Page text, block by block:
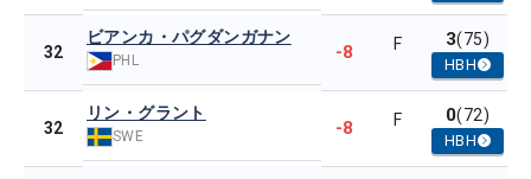
32
ビアンカ・パグダンガナン
PHL -8 F 3(75)
HBH
32
リン・グラント
SWE -8 F 0(72)
HBH